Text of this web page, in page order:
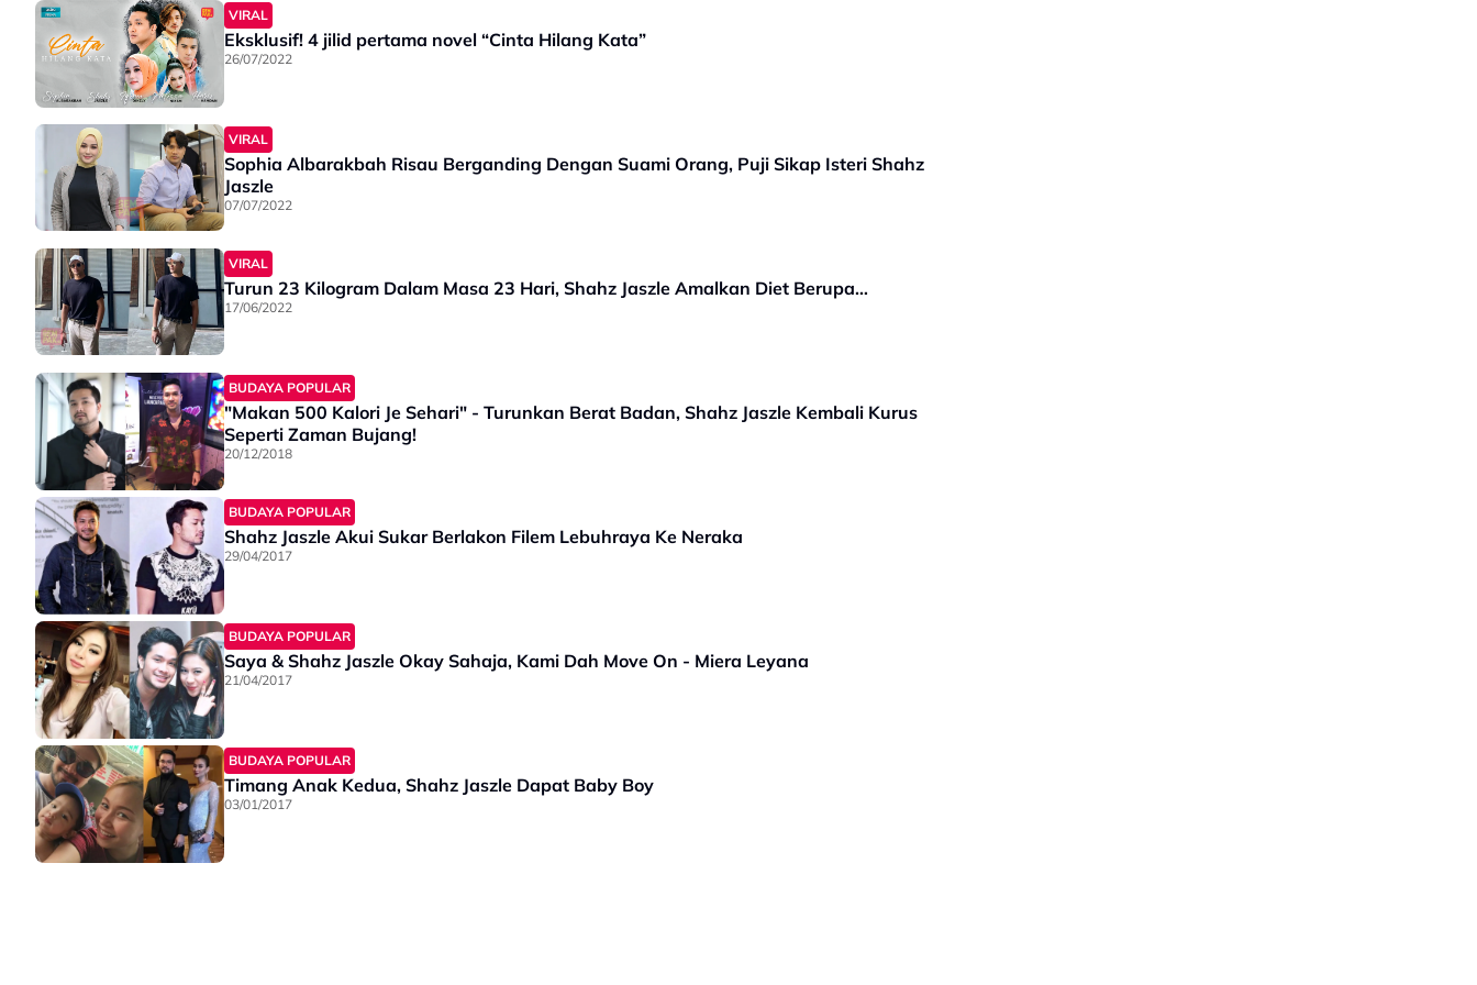
VIRAL
Eksklusif! 4 jilid pertama novel “Cinta Hilang Kata”
26/07/2022
VIRAL
Sophia Albarakbah Risau Berganding Dengan Suami Orang, Puji Sikap Isteri Shahz
Jaszle
07/07/2022
VIRAL
Turun 23 Kilogram Dalam Masa 23 Hari, Shahz Jaszle Amalkan Diet Berupa…
17/06/2022
BUDAYA POPULAR
"Makan 500 Kalori Je Sehari" - Turunkan Berat Badan, Shahz Jaszle Kembali Kurus
Seperti Zaman Bujang!
20/12/2018
BUDAYA POPULAR
Shahz Jaszle Akui Sukar Berlakon Filem Lebuhraya Ke Neraka
29/04/2017
BUDAYA POPULAR
Saya & Shahz Jaszle Okay Sahaja, Kami Dah Move On - Miera Leyana
21/04/2017
BUDAYA POPULAR
Timang Anak Kedua, Shahz Jaszle Dapat Baby Boy
03/01/2017